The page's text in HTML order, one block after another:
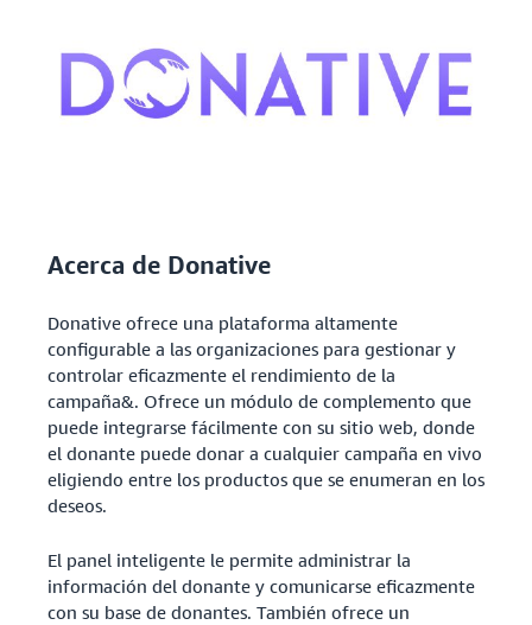
Acerca de Donative
Donative ofrece una plataforma altamente
configurable a las organizaciones para gestionar y
controlar eficazmente el rendimiento de la
campaña&. Ofrece un módulo de complemento que
puede integrarse fácilmente con su sitio web, donde
el donante puede donar a cualquier campaña en vivo
eligiendo entre los productos que se enumeran en los
deseos.
El panel inteligente le permite administrar la
información del donante y comunicarse eficazmente
con su base de donantes. También ofrece un